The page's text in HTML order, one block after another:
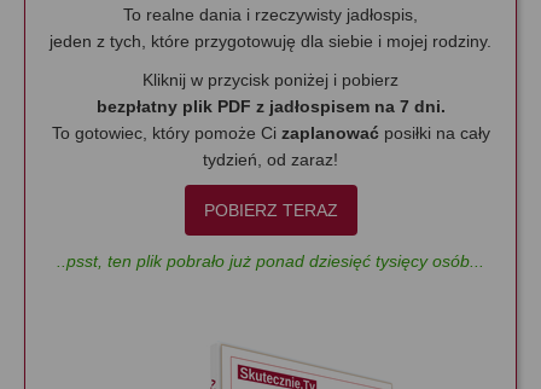
To realne dania i rzeczywisty jadłospis,
jeden z tych, które przygotowuję dla siebie i mojej rodziny.
Kliknij w przycisk poniżej i pobierz
bezpłatny plik PDF z jadłospisem na 7 dni.
To gotowiec, który pomoże Ci zaplanować posiłki na cały
tydzień, od zaraz!
POBIERZ TERAZ
..psst, ten plik pobrało już ponad dziesięć tysięcy osób...